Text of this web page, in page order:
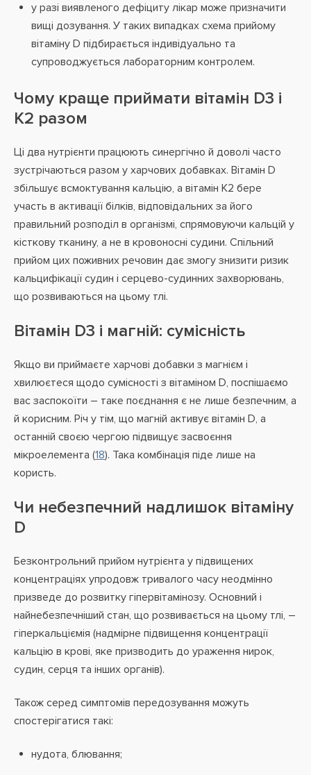
у разі виявленого дефіциту лікар може призначити
вищі дозування. У таких випадках схема прийому
вітаміну D підбирається індивідуально та
супроводжується лабораторним контролем.
Чому краще приймати вітамін D3 і
K2 разом
Ці два нутрієнти працюють синергічно й доволі часто
зустрічаються разом у харчових добавках. Вітамін D
збільшує всмоктування кальцію, а вітамін K2 бере
участь в активації білків, відповідальних за його
правильний розподіл в організмі, спрямовуючи кальцій у
кісткову тканину, а не в кровоносні судини. Спільний
прийом цих поживних речовин дає змогу знизити ризик
кальцифікації судин і серцево-судинних захворювань,
що розвиваються на цьому тлі.
Вітамін D3 і магній: сумісність
Якщо ви приймаєте харчові добавки з магнієм і
хвилюєтеся щодо сумісності з вітаміном D, поспішаємо
вас заспокоїти – таке поєднання є не лише безпечним, а
й корисним. Річ у тім, що магній активує вітамін D, а
останній своєю чергою підвищує засвоєння
мікроелемента (18). Така комбінація піде лише на
користь.
Чи небезпечний надлишок вітаміну
D
Безконтрольний прийом нутрієнта у підвищених
концентраціях упродовж тривалого часу неодмінно
призведе до розвитку гіпервітамінозу. Основний і
найнебезпечніший стан, що розвивається на цьому тлі, –
гіперкальціємія (надмірне підвищення концентрації
кальцію в крові, яке призводить до ураження нирок,
судин, серця та інших органів).
Також серед симптомів передозування можуть
спостерігатися такі:
нудота, блювання;